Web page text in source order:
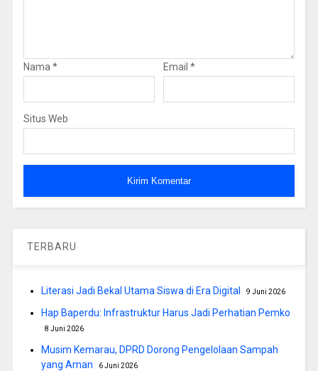
Nama * Email *
Situs Web
TERBARU
Literasi Jadi Bekal Utama Siswa di Era Digital 9 Juni 2026
Hap Baperdu: Infrastruktur Harus Jadi Perhatian Pemko
8 Juni 2026
Musim Kemarau, DPRD Dorong Pengelolaan Sampah
yang Aman
6 Juni 2026